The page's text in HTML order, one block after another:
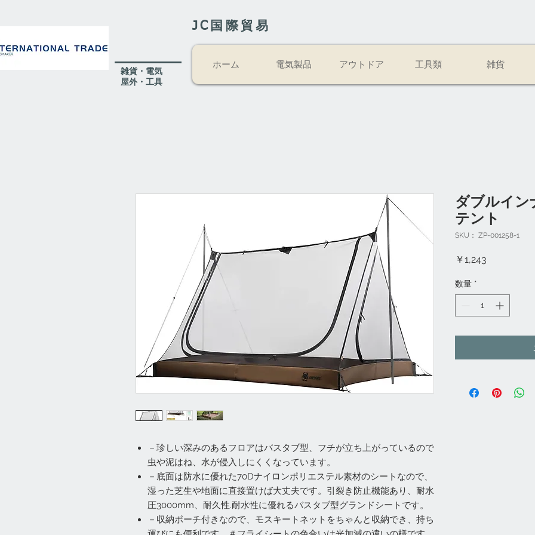
JC国際貿易
​雑貨・電気
​屋外・工具
ホーム 電気製品 アウトドア 工具類 雑貨
－珍しい深みのあるフロアはバスタブ型、フチが立ち上がっているので
虫や泥はね、水が侵入しにくくなっています。
－底面は防水に優れた70Dナイロンポリエステル素材のシートなので、
湿った芝生や地面に直接置けば大丈夫です。引裂き防止機能あり、耐水
圧3000mm、耐久性.耐水性に優れるバスタブ型グランドシートです。
－収納ポーチ付きなので、モスキートネットをちゃんと収納でき、持ち
ダブルイン
テント
SKU： ZP-001258-1
￥1,243
数量 *